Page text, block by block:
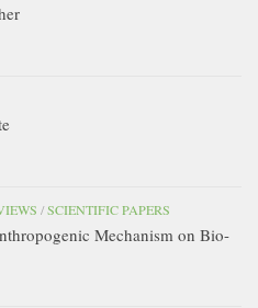
/SCIENTIFIC PAPERS
Mechanism on Bio-